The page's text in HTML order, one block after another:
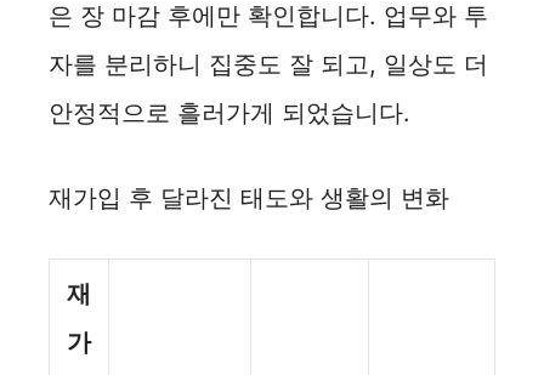
은 장 마감 후에만 확인합니다. 업무와 투
자를 분리하니 집중도 잘 되고, 일상도 더
안정적으로 흘러가게 되었습니다.
재가입 후 달라진 태도와 생활의 변화
재
가